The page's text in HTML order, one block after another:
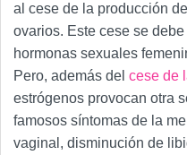
al cese de la producción
ovarios. Este cese se
hormonas sexuales
Pero, además del cese de
estrógenos provocan otra
famosos síntomas de la
vaginal, disminución de